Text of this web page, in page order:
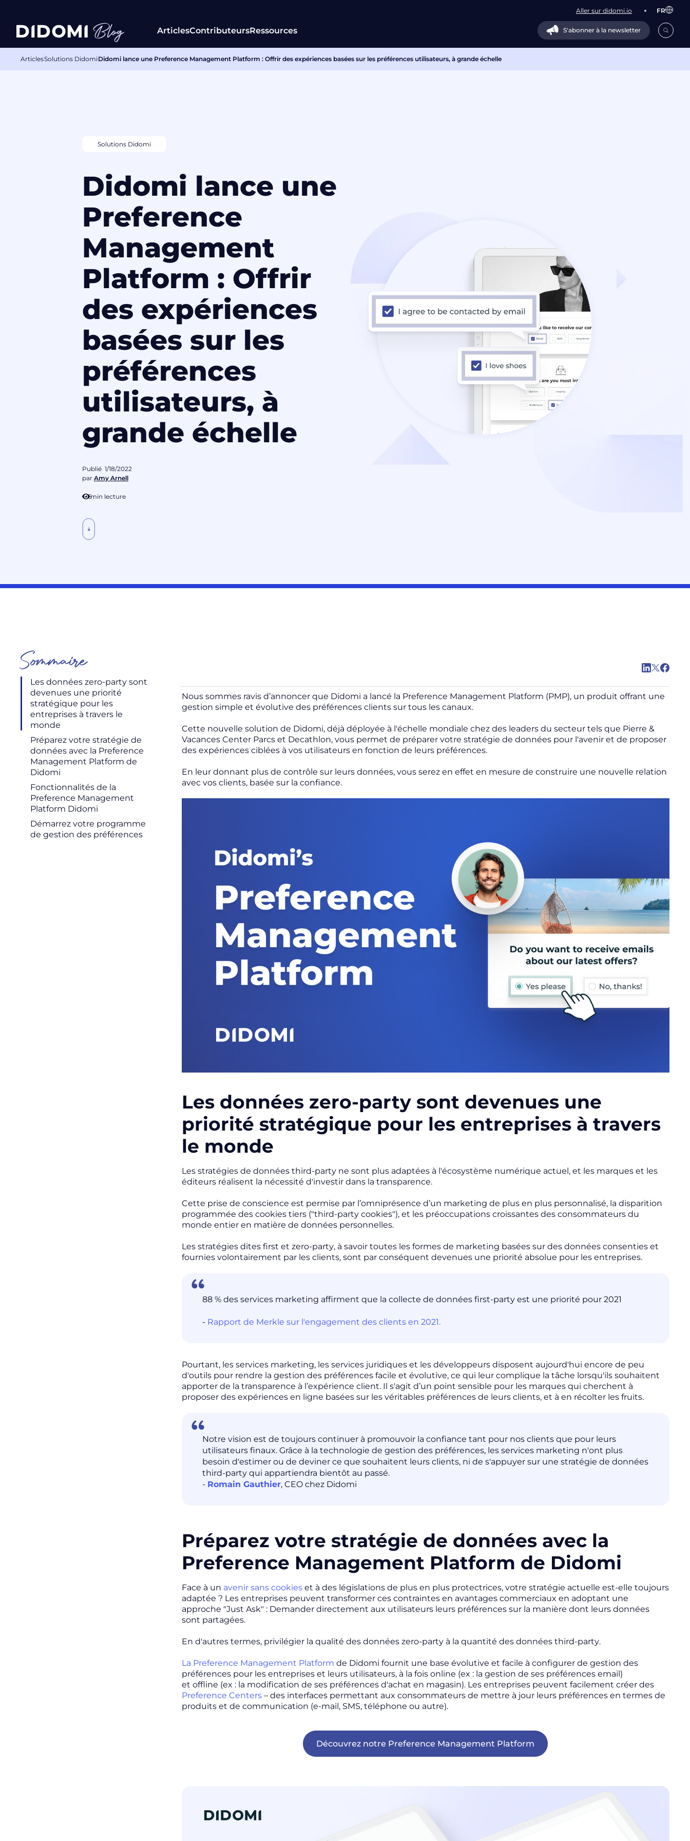
Aller sur didomi.io FR
ArticlesContributeursRessources S'abonner à la newsletter
ArticlesSolutions DidomiDidomi lance une Preference Management Platform : Offrir des expériences basées sur les préférences utilisateurs, à grande échelle
Solutions Didomi
Didomi lance une
Preference
Management
Platform : Offrir
des expériences
basées sur les
préférences
utilisateurs, à
grande échelle
Publié 1/18/2022
par Amy Arnell
5min lecture
Sommaire
Les données zero-party sont
devenues une priorité
stratégique pour les
entreprises à travers le
monde
Préparez votre stratégie de
données avec la Preference
Management Platform de
Didomi
Fonctionnalités de la
Preference Management
Platform Didomi
Démarrez votre programme
de gestion des préférences
Nous sommes ravis d’annoncer que Didomi a lancé la Preference Management Platform (PMP), un produit offrant une
gestion simple et évolutive des préférences clients sur tous les canaux.
Cette nouvelle solution de Didomi, déjà déployée à l'échelle mondiale chez des leaders du secteur tels que Pierre &
Vacances Center Parcs et Decathlon, vous permet de préparer votre stratégie de données pour l'avenir et de proposer
des expériences ciblées à vos utilisateurs en fonction de leurs préférences.
En leur donnant plus de contrôle sur leurs données, vous serez en effet en mesure de construire une nouvelle relation
avec vos clients, basée sur la confiance.
Les données zero-party sont devenues une
priorité stratégique pour les entreprises à travers
le monde
Les stratégies de données third-party ne sont plus adaptées à l'écosystème numérique actuel, et les marques et les
éditeurs réalisent la nécessité d'investir dans la transparence.
Cette prise de conscience est permise par l’omniprésence d’un marketing de plus en plus personnalisé, la disparition
programmée des cookies tiers ("third-party cookies"), et les préoccupations croissantes des consommateurs du
monde entier en matière de données personnelles.
Les stratégies dites first et zero-party, à savoir toutes les formes de marketing basées sur des données consenties et
fournies volontairement par les clients, sont par conséquent devenues une priorité absolue pour les entreprises.
88 % des services marketing affirment que la collecte de données first-party est une priorité pour 2021
- Rapport de Merkle sur l'engagement des clients en 2021.
Pourtant, les services marketing, les services juridiques et les développeurs disposent aujourd'hui encore de peu
d'outils pour rendre la gestion des préférences facile et évolutive, ce qui leur complique la tâche lorsqu'ils souhaitent
apporter de la transparence à l’expérience client. Il s'agit d’un point sensible pour les marques qui cherchent à
proposer des expériences en ligne basées sur les véritables préférences de leurs clients, et à en récolter les fruits.
Notre vision est de toujours continuer à promouvoir la confiance tant pour nos clients que pour leurs
utilisateurs finaux. Grâce à la technologie de gestion des préférences, les services marketing n'ont plus
besoin d'estimer ou de deviner ce que souhaitent leurs clients, ni de s'appuyer sur une stratégie de données
third-party qui appartiendra bientôt au passé.
- Romain Gauthier, CEO chez Didomi
Préparez votre stratégie de données avec la
Preference Management Platform de Didomi
Face à un avenir sans cookies et à des législations de plus en plus protectrices, votre stratégie actuelle est-elle toujours
adaptée ? Les entreprises peuvent transformer ces contraintes en avantages commerciaux en adoptant une
approche "Just Ask" : Demander directement aux utilisateurs leurs préférences sur la manière dont leurs données
sont partagées.
En d'autres termes, privilégier la qualité des données zero-party à la quantité des données third-party.
La Preference Management Platform de Didomi fournit une base évolutive et facile à configurer de gestion des
préférences pour les entreprises et leurs utilisateurs, à la fois online (ex : la gestion de ses préférences email)
et offline (ex : la modification de ses préférences d'achat en magasin). Les entreprises peuvent facilement créer des
Preference Centers – des interfaces permettant aux consommateurs de mettre à jour leurs préférences en termes de
produits et de communication (e-mail, SMS, téléphone ou autre).
Découvrez notre Preference Management Platform